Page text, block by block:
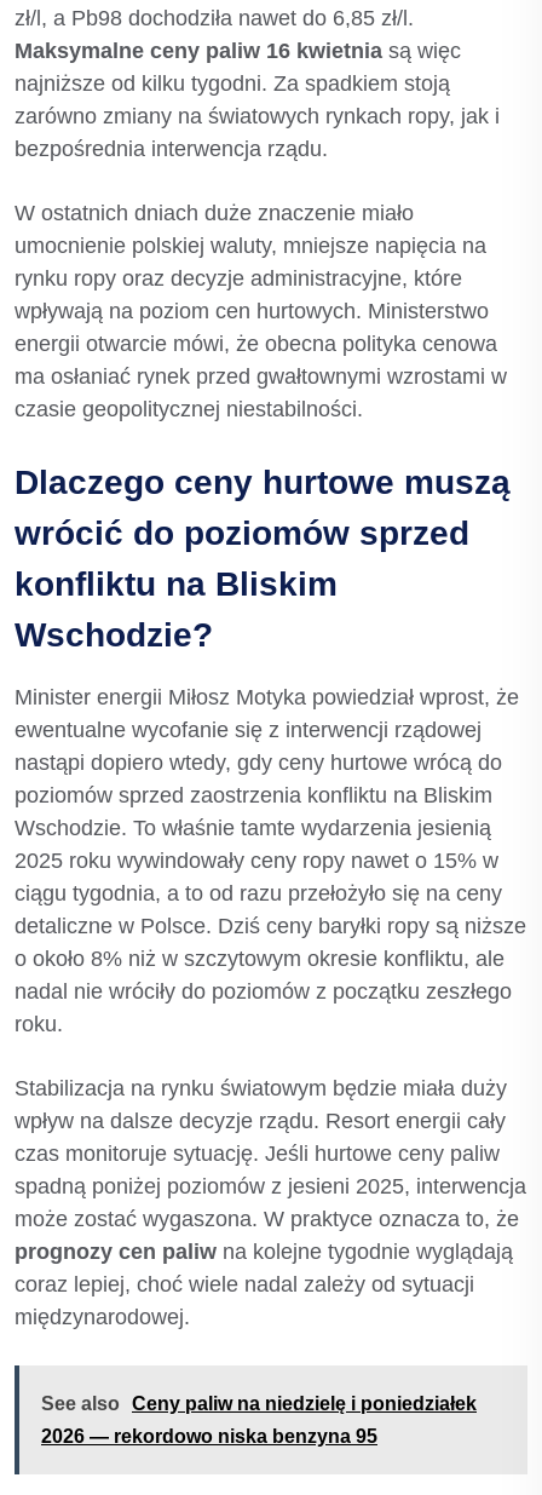
zł/l, a Pb98 dochodziła nawet do 6,85 zł/l.
Maksymalne ceny paliw 16 kwietnia są więc
najniższe od kilku tygodni. Za spadkiem stoją
zarówno zmiany na światowych rynkach ropy, jak i
bezpośrednia interwencja rządu.
W ostatnich dniach duże znaczenie miało
umocnienie polskiej waluty, mniejsze napięcia na
rynku ropy oraz decyzje administracyjne, które
wpływają na poziom cen hurtowych. Ministerstwo
energii otwarcie mówi, że obecna polityka cenowa
ma osłaniać rynek przed gwałtownymi wzrostami w
czasie geopolitycznej niestabilności.
Dlaczego ceny hurtowe muszą
wrócić do poziomów sprzed
konfliktu na Bliskim
Wschodzie?
Minister energii Miłosz Motyka powiedział wprost, że
ewentualne wycofanie się z interwencji rządowej
nastąpi dopiero wtedy, gdy ceny hurtowe wrócą do
poziomów sprzed zaostrzenia konfliktu na Bliskim
Wschodzie. To właśnie tamte wydarzenia jesienią
2025 roku wywindowały ceny ropy nawet o 15% w
ciągu tygodnia, a to od razu przełożyło się na ceny
detaliczne w Polsce. Dziś ceny baryłki ropy są niższe
o około 8% niż w szczytowym okresie konfliktu, ale
nadal nie wróciły do poziomów z początku zeszłego
roku.
Stabilizacja na rynku światowym będzie miała duży
wpływ na dalsze decyzje rządu. Resort energii cały
czas monitoruje sytuację. Jeśli hurtowe ceny paliw
spadną poniżej poziomów z jesieni 2025, interwencja
może zostać wygaszona. W praktyce oznacza to, że
prognozy cen paliw na kolejne tygodnie wyglądają
coraz lepiej, choć wiele nadal zależy od sytuacji
międzynarodowej.
See also
Ceny paliw na niedzielę i poniedziałek
2026 — rekordowo niska benzyna 95